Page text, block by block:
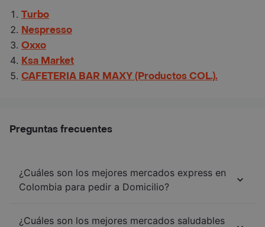
Turbo
Nespresso
Oxxo
Ksa Market
CAFETERIA BAR MAXY (Productos COL.).
Preguntas frecuentes
¿Cuáles son los mejores mercados express en
Colombia para pedir a Domicilio?
¿Cuáles son los mejores mercados saludables